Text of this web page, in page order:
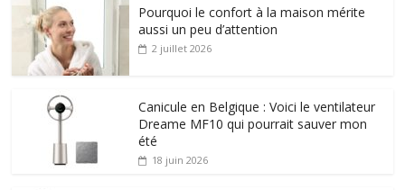
Pourquoi le confort à la maison mérite
aussi un peu d’attention
2 juillet 2026
Canicule en Belgique : Voici le ventilateur
Dreame MF10 qui pourrait sauver mon
été
18 juin 2026